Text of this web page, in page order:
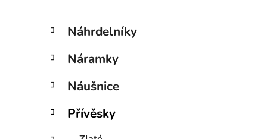
P
s
r
n
n
Přeskočit
kategorie
K
a
e
o
i
Náhrdelníky
Náramky
Náušnice
Přívěsky